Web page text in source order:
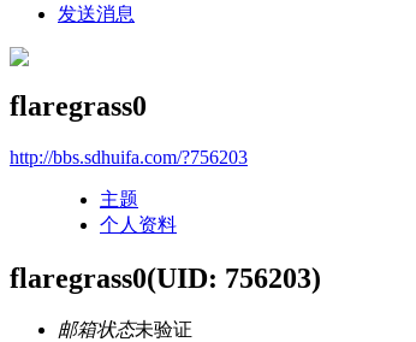
发送消息
flaregrass0
http://bbs.sdhuifa.com/?756203
主题
个人资料
flaregrass0(UID: 756203)
邮箱状态未验证